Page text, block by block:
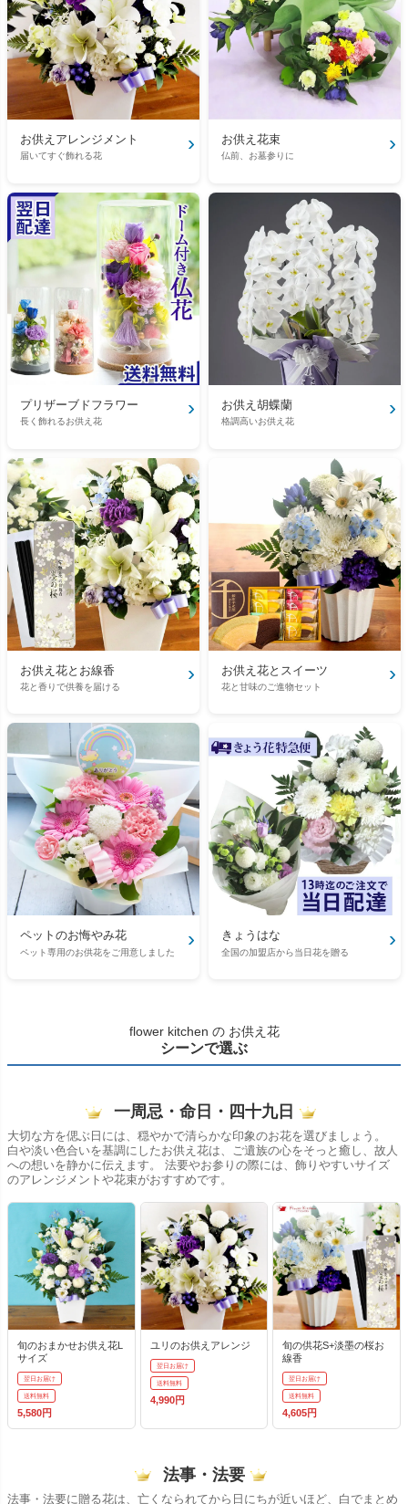
お供えアレンジメント
届いてすぐ飾れる花
› お供え花束
仏前、お墓参りに
›
プリザーブドフラワー
長く飾れるお供え花
› お供え胡蝶蘭
格調高いお供え花
›
お供え花とお線香
花と香りで供養を届ける
› お供え花とスイーツ
花と甘味のご進物セット
›
ペットのお悔やみ花
ペット専用のお供花をご用意しました
› きょうはな
全国の加盟店から当日花を贈る
›
flower kitchen の お供え花
シーンで選ぶ
一周忌・命日・四十九日
大切な方を偲ぶ日には、穏やかで清らかな印象のお花を選びましょう。
白や淡い色合いを基調にしたお供え花は、ご遺族の心をそっと癒し、故人
への想いを静かに伝えます。 法要やお参りの際には、飾りやすいサイズ
のアレンジメントや花束がおすすめです。
旬のおまかせお供え花L
サイズ
翌日お届け
送料無料
5,580円
ユリのお供えアレンジ
翌日お届け
送料無料
4,990円
旬の供花S+淡墨の桜お
線香
翌日お届け
送料無料
4,605円
法事・法要
法事・法要に贈る花は、亡くなられてから日にちが近いほど、白でまとめ